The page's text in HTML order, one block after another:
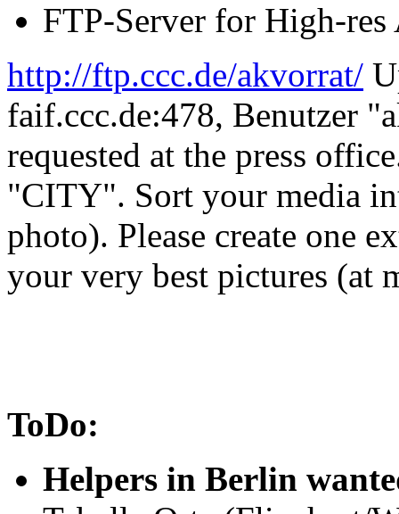
FTP-Server for High-
http://ftp.ccc.de/akvorrat/
faif.ccc.de:478, Benutzer
requested at the press
"CITY". Sort your media
photo). Please create one
your very best pictures (at
ToDo:
Helpers in Berlin